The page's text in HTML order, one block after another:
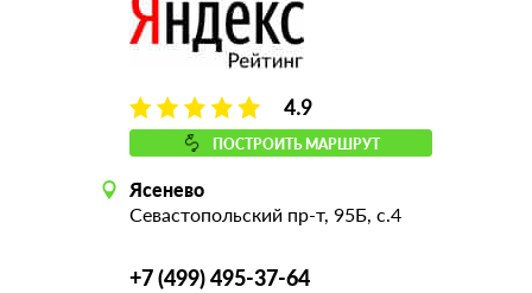
4.9
ПОСТРОИТЬ МАРШРУТ
Ясенево
Севастопольский пр-т, 95Б, с.4
+7 (499) 495-37-64